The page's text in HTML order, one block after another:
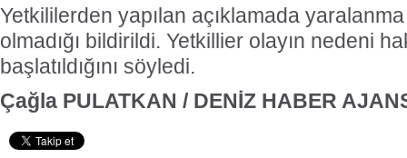
Yetkililerden yapılan açıklamada yaralanma
olmadığı bildirildi. Yetkillier olayın nedeni
başlatıldığını söyledi.
Çağla PULATKAN / DENİZ HABER